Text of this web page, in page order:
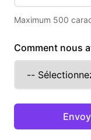
Maximum 500
Comment nous